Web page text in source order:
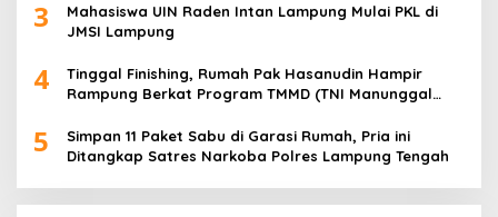
Desa
3
Mahasiswa UIN Raden Intan Lampung Mulai PKL di
JMSI Lampung
4
Tinggal Finishing, Rumah Pak Hasanudin Hampir
Rampung Berkat Program TMMD (TNI Manunggal
5
Simpan 11 Paket Sabu di Garasi Rumah, Pria ini
Ditangkap Satres Narkoba Polres Lampung Tengah